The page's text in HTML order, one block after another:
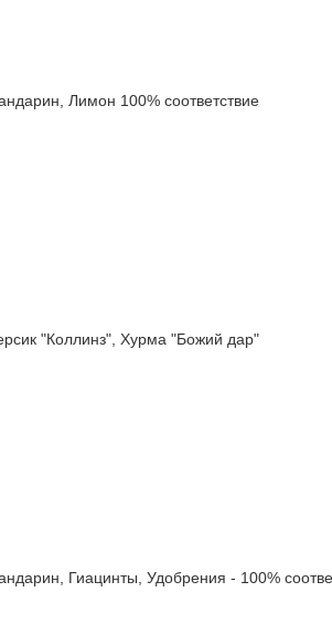
Лимон 100% соответствие
"Коллинз", Хурма "Божий дар"
Гиацинты, Удобрения - 100%